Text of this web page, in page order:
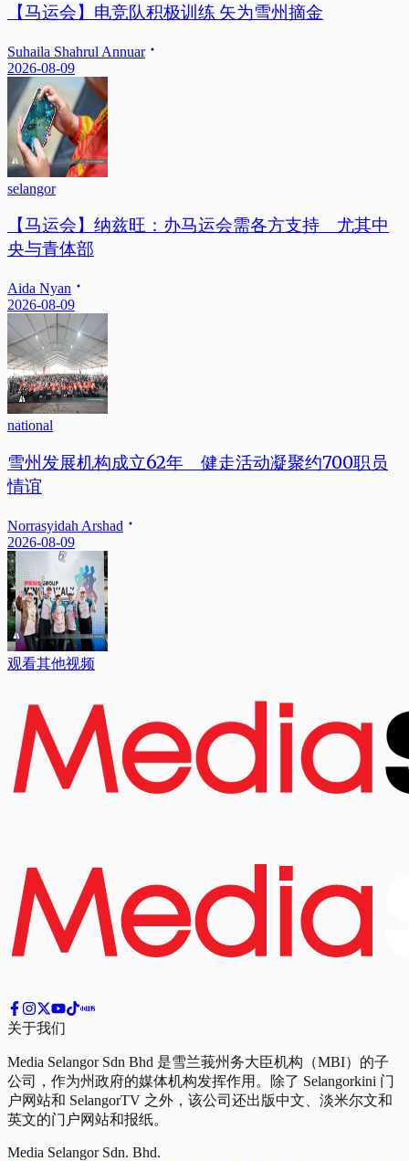
【马运会】电竞队积极训练 矢为雪州摘金
Suhaila Shahrul Annuar
2026-08-09
selangor
【马运会】纳兹旺：办马运会需各方支持 尤其中
央与青体部
Aida Nyan
2026-08-09
national
雪州发展机构成立62年 健走活动凝聚约700职员
情谊
Norrasyidah Arshad
2026-08-09
观看其他视频
关于我们
Media Selangor Sdn Bhd 是雪兰莪州务大臣机构（MBI）的子
公司，作为州政府的媒体机构发挥作用。除了 Selangorkini 门
户网站和 SelangorTV 之外，该公司还出版中文、淡米尔文和
英文的门户网站和报纸。
Media Selangor Sdn. Bhd.